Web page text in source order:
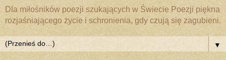
Dla miłośników poezji szukających w Świecie Poezji piękna
rozjaśniającego życie i schronienia, gdy czują się zagubieni.
▼